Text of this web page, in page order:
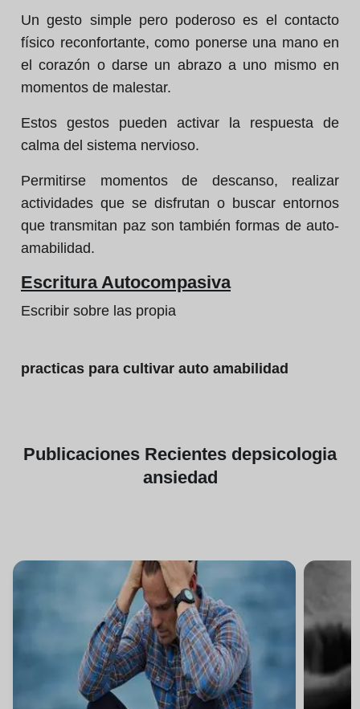
Un gesto simple pero poderoso es el contacto
físico reconfortante, como ponerse una mano en
el corazón o darse un abrazo a uno mismo en
momentos de malestar.
Estos gestos pueden activar la respuesta de
calma del sistema nervioso.
Permitirse momentos de descanso, realizar
actividades que se disfrutan o buscar entornos
que transmitan paz son también formas de auto-
amabilidad.
Escritura Autocompasiva
Escribir sobre las propia
practicas para cultivar auto amabilidad
Publicaciones Recientes depsicologia
ansiedad